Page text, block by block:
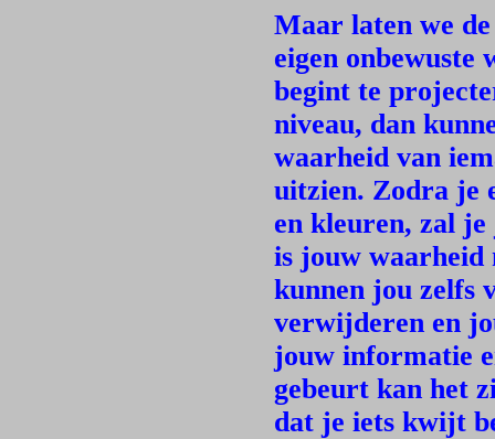
Maar laten we
eigen
begint te
niveau, dan
waarheid van
uitzien. Zodra je
en kleuren, zal
is jouw waarheid
kunnen jou zelfs
verwijderen en
jouw informatie
gebeurt kan het
dat je iets kwijt